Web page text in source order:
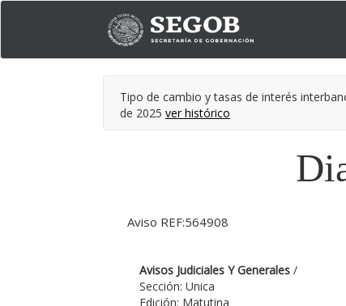
Tipo de cambio y tasas de interés
de 2025 ver histórico
Aviso REF:564908
Avisos Judiciales Y Generales /
Sección: Unica
Edición: Matutina